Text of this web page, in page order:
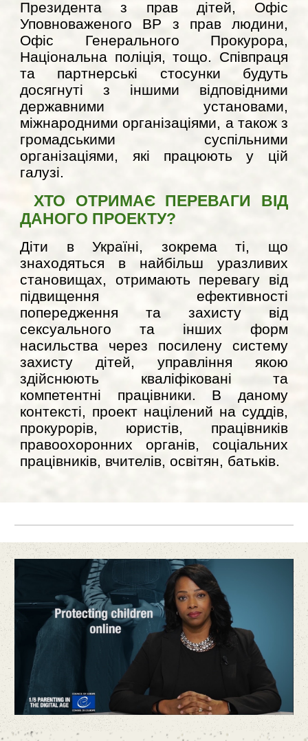
Президента з прав дітей, Офіс
Уповноваженого ВР з прав людини,
Офіс Генерального Прокурора,
Національна поліція, тощо. Співпраця
та партнерські стосунки будуть
досягнуті з іншими відповідними
державними установами,
міжнародними організаціями, а також з
громадськими суспільними
організаціями, які працюють у цій
галузі.
ХТО ОТРИМАЄ ПЕРЕВАГИ ВІД
ДАНОГО ПРОЕКТУ?
Діти в Україні, зокрема ті, що
знаходяться в найбільш уразливих
становищах, отримають перевагу від
підвищення ефективності
попередження та захисту від
сексуального та інших форм
насильства через посилену систему
захисту дітей, управління якою
здійснюють кваліфіковані та
компетентні працівники. В даному
контексті, проект націлений на суддів,
прокурорів, юристів, працівників
правоохоронних органів, соціальних
працівників, вчителів, освітян, батьків.